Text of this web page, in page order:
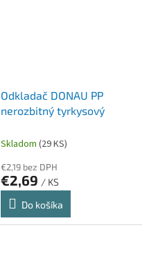
Odkladač DONAU PP
nerozbitný tyrkysový
Skladom (29 KS)
€2,19 bez DPH
€2,69 / KS
Do košíka